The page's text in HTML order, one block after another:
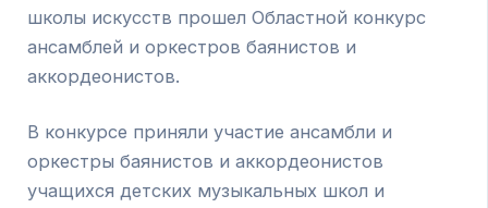
школы искусств прошел Областной конкурс
ансамблей и оркестров баянистов и
аккордеонистов.
В конкурсе приняли участие ансамбли и
оркестры баянистов и аккордеонистов
учащихся детских музыкальных школ и